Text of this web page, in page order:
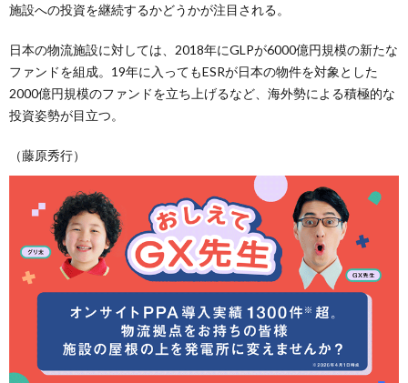
施設への投資を継続するかどうかが注目される。
日本の物流施設に対しては、2018年にGLPが6000億円規模の新たな
ファンドを組成。19年に入ってもESRが日本の物件を対象とした
2000億円規模のファンドを立ち上げるなど、海外勢による積極的な
投資姿勢が目立つ。
（藤原秀行）